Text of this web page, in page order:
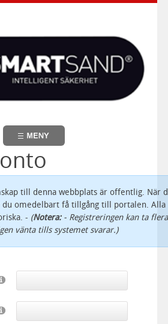
till denna webbplats är offentlig. När
du omedelbart få tillgång till portalen.
- (Notera:- Registreringen kan ta
vänta tills systemet svarar.)